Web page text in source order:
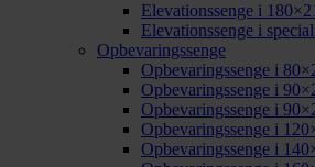
Elevationssenge i
Elevationssenge i
Opbevaringssenge
Opbevaringssenge i
Opbevaringssenge i
Opbevaringssenge i
Opbevaringssenge i
Opbevaringssenge i